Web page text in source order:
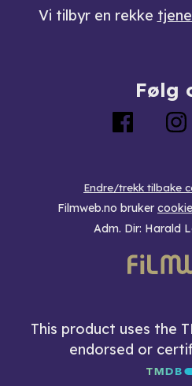
Vi tilbyr en rekke
Følg
Endre/trekk tilbake
Filmweb.no bruker
Adm. Dir: Harald
This product uses the
endorsed or